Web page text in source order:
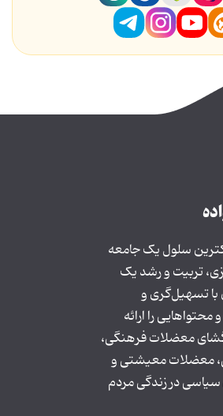
سلول یک جامعه
تربیت و رشد یک
با تسهیل‌گری و
را ارائه
معضلات فرهنگی،
معضلات معیشتی و
در زندگی مردم